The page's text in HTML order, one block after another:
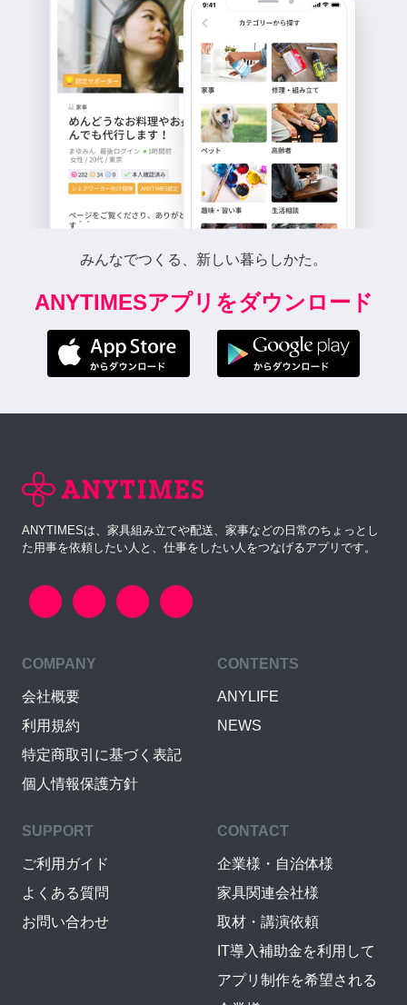
みんなでつくる、新しい暮らしかた。
ANYTIMESアプリをダウンロード
ANYTIMESは、家具組み立てや配送、家事などの日常のちょっとし
た用事を依頼したい人と、仕事をしたい人をつなげるアプリです。
COMPANY
会社概要
利用規約
特定商取引に基づく表記
個人情報保護方針
CONTENTS
ANYLIFE
NEWS
SUPPORT
ご利用ガイド
よくある質問
お問い合わせ
CONTACT
企業様・自治体様
家具関連会社様
取材・講演依頼
IT導入補助金を利用して
アプリ制作を希望される